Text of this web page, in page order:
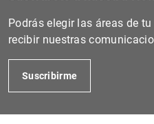
Podrás elegir las áreas de
recibir nuestras
Suscribirme